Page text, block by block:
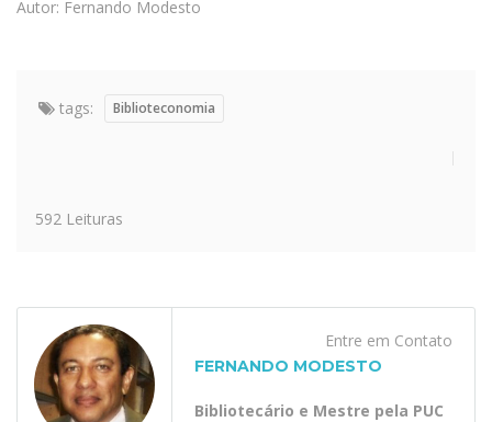
Autor: Fernando Modesto
tags: Biblioteconomia
592 Leituras
Entre em Contato
FERNANDO MODESTO
Bibliotecário e Mestre pela PUC